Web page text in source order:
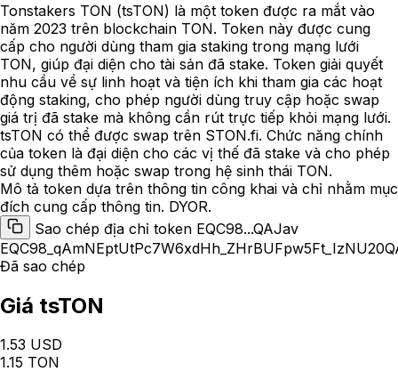
Tonstakers TON (tsTON) là một token được ra mắt vào
năm 2023 trên blockchain TON. Token này được cung
cấp cho người dùng tham gia staking trong mạng lưới
TON, giúp đại diện cho tài sản đã stake. Token giải quyết
nhu cầu về sự linh hoạt và tiện ích khi tham gia các hoạt
động staking, cho phép người dùng truy cập hoặc swap
giá trị đã stake mà không cần rút trực tiếp khỏi mạng lưới.
tsTON có thể được swap trên STON.fi. Chức năng chính
của token là đại diện cho các vị thế đã stake và cho phép
sử dụng thêm hoặc swap trong hệ sinh thái TON.
Mô tả token dựa trên thông tin công khai và chỉ nhằm mục
đích cung cấp thông tin. DYOR.
Sao chép địa chỉ token EQC98...QAJav
Đã sao chép
Giá tsTON
1.53 USD
1.15 TON